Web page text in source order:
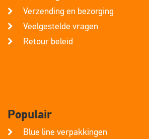
Verzending en bezorging
Veelgestelde vragen
Retour beleid
Populair
Blue line verpakkingen